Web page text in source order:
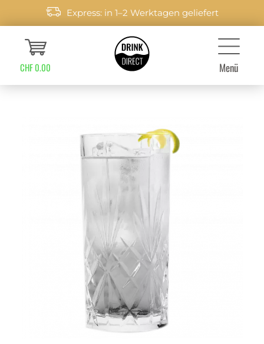
Express: in 1–2 Werktagen geliefert
CHF 0.00 Menü